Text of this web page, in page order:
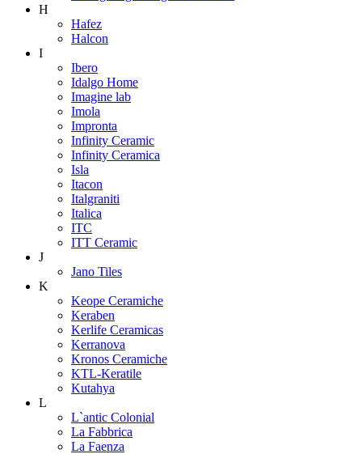
H
Hafez
Halcon
I
Ibero
Idalgo Home
Imagine lab
Imola
Impronta
Infinity Ceramic
Infinity Ceramica
Isla
Itacon
Italgraniti
Italica
ITC
ITT Ceramic
J
Jano Tiles
K
Keope Ceramiche
Keraben
Kerlife Ceramicas
Kerranova
Kronos Ceramiche
KTL-Keratile
Kutahya
L
L`antic Colonial
La Fabbrica
La Faenza